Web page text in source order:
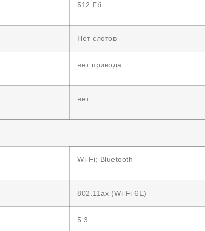
512 Гб
Нет слотов
нет привода
нет
Wi-Fi; Bluetooth
802.11ax (Wi-Fi 6E)
5.3